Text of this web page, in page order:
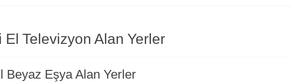
El Televizyon Alan Yerler
Beyaz Eşya Alan Yerler